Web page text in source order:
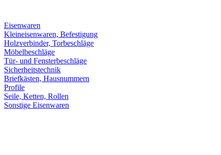
Eisenwaren
Kleineisenwaren, Befestigung
Holzverbinder, Torbeschläge
Möbelbeschläge
Tür- und Fensterbeschläge
Sicherheitstechnik
Briefkästen, Hausnummern
Profile
Seile, Ketten, Rollen
Sonstige Eisenwaren